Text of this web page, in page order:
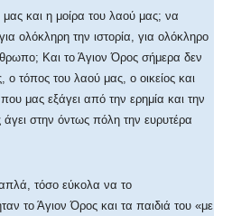
και η μοίρα του λαού μας; να
ολόκληρη την ιστορία, για ολόκληρο
Και το Άγιον Όρος σήμερα δεν
ο τόπος του λαού μας, ο οικείος και
μας εξάγει από την ερημία και την
στην όντως πόλη την ευρυτέρα
τόσο εύκολα να το
το Άγιον Όρος και τα παιδιά του «με